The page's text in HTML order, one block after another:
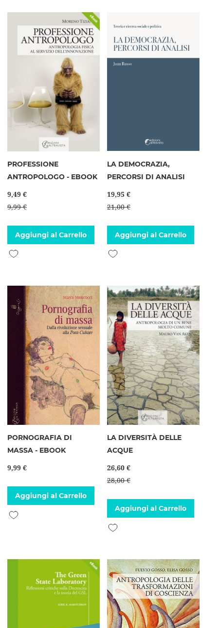
PROFESSIONE
ANTROPOLOGO - EBOOK
9,49 €
9,99 €
Aggiungi al Carrello
Aggiungi alla lista desideri
LA DEMOCRAZIA,
PERCORSI DI ANALISI
19,95 €
21,00 €
Aggiungi al Carrello
Aggiungi alla lista desideri
PORNOGRAFIA DI
MASSA - EBOOK
9,99 €
Aggiungi al Carrello
Aggiungi alla lista desideri
LA DIVERSITÀ DELLE
ACQUE
26,60 €
28,00 €
Aggiungi al Carrello
Aggiungi alla lista desideri